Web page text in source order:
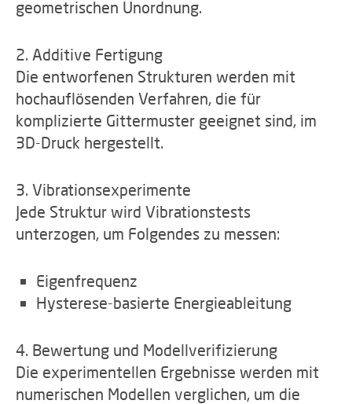
geometrischen Unordnung.
2. Additive Fertigung
Die entworfenen Strukturen werden mit
hochauflösenden Verfahren, die für
komplizierte Gittermuster geeignet sind, im
3D-Druck hergestellt.
3. Vibrationsexperimente
Jede Struktur wird Vibrationstests
unterzogen, um Folgendes zu messen:
Eigenfrequenz
Hysterese-basierte Energieableitung
4. Bewertung und Modellverifizierung
Die experimentellen Ergebnisse werden mit
numerischen Modellen verglichen, um die